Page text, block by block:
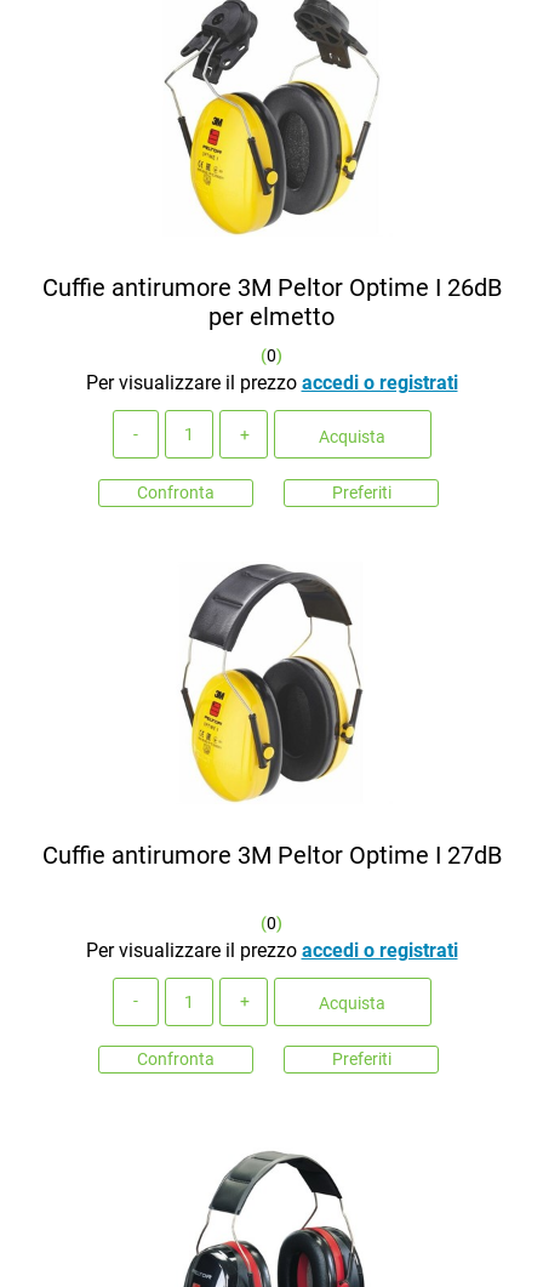
Cuffie antirumore 3M Peltor Optime I 26dB
per elmetto
(0)
Per visualizzare il prezzo accedi o registrati
Acquista
Confronta Preferiti
Cuffie antirumore 3M Peltor Optime I 27dB
(0)
Per visualizzare il prezzo accedi o registrati
Acquista
Confronta Preferiti